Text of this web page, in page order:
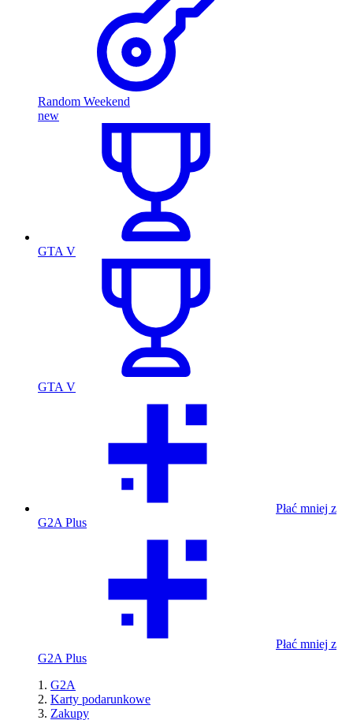
Random Weekend
new
GTA V
GTA V
Płać mniej z
G2A Plus
Płać mniej z
G2A Plus
G2A
Karty podarunkowe
Zakupy